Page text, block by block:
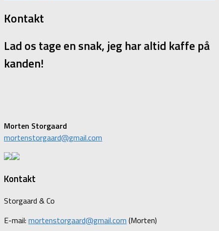
Kontakt
Lad os tage en snak, jeg har altid kaffe på
kanden!
Morten Storgaard
mortenstorgaard@gmail.com
Kontakt
Storgaard & Co
E-mail: mortenstorgaard@gmail.com (Morten)